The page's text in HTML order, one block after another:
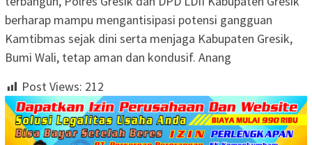
berharap mampu mengantisipasi potensi gangguan
Kamtibmas sejak dini serta menjaga Kabupaten Gresik,
Bumi Wali, tetap aman dan kondusif. Anang
Post Views: 212